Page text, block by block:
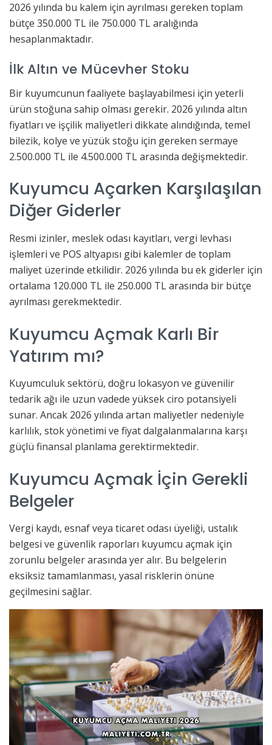
2026 yılında bu kalem için ayrılması gereken toplam
bütçe 350.000 TL ile 750.000 TL aralığında
hesaplanmaktadır.
İlk Altın ve Mücevher Stoku
Bir kuyumcunun faaliyete başlayabilmesi için yeterli
ürün stoğuna sahip olması gerekir. 2026 yılında altın
fiyatları ve işçilik maliyetleri dikkate alındığında, temel
bilezik, kolye ve yüzük stoğu için gereken sermaye
2.500.000 TL ile 4.500.000 TL arasında değişmektedir.
Kuyumcu Açarken Karşılaşılan
Diğer Giderler
Resmi izinler, meslek odası kayıtları, vergi levhası
işlemleri ve POS altyapısı gibi kalemler de toplam
maliyet üzerinde etkilidir. 2026 yılında bu ek giderler için
ortalama 120.000 TL ile 250.000 TL arasında bir bütçe
ayrılması gerekmektedir.
Kuyumcu Açmak Karlı Bir
Yatırım mı?
Kuyumculuk sektörü, doğru lokasyon ve güvenilir
tedarik ağı ile uzun vadede yüksek ciro potansiyeli
sunar. Ancak 2026 yılında artan maliyetler nedeniyle
karlılık, stok yönetimi ve fiyat dalgalanmalarına karşı
güçlü finansal planlama gerektirmektedir.
Kuyumcu Açmak İçin Gerekli
Belgeler
Vergi kaydı, esnaf veya ticaret odası üyeliği, ustalık
belgesi ve güvenlik raporları kuyumcu açmak için
zorunlu belgeler arasında yer alır. Bu belgelerin
eksiksiz tamamlanması, yasal risklerin önüne
geçilmesini sağlar.